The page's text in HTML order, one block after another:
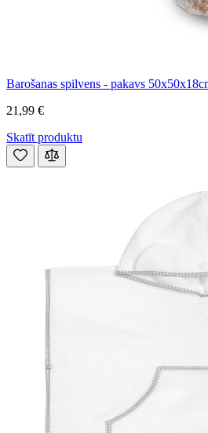
Barošanas spilvens - pakavs
21,99 €
Skatīt produktu